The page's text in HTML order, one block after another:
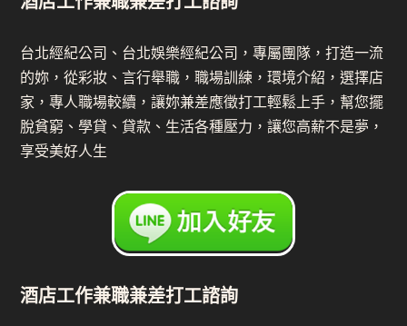
台北經紀公司、台北娛樂經紀公司，專屬團隊，打造一流
的妳，從彩妝、言行舉職，職場訓練，環境介紹，選擇店
家，專人職場較續，讓妳兼差應徵打工輕鬆上手，幫您擺
脫貧窮、學貸、貸款、生活各種壓力，讓您高薪不是夢，
享受美好人生
酒店工作兼職兼差打工諮詢